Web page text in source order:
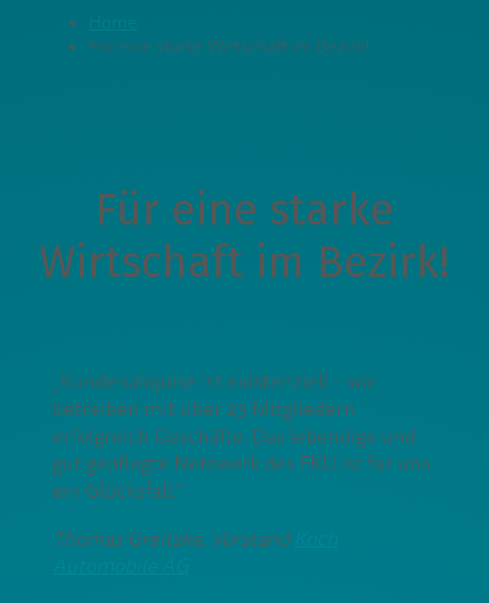
Für eine starke Wirtschaft im Bezirk!
Für eine starke
Wirtschaft im Bezirk!
„Kundenakquise ist existenziell – wir
betreiben mit über 23 Mitgliedern
erfolgreich Geschäfte. Das lebendige und
gut gepflegte Netzwerk des FKU ist für uns
ein Glücksfall.“
Thomas Greitzke, Vorstand